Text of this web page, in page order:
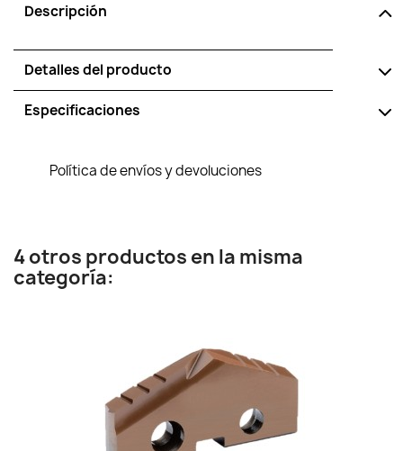
Descripción
Detalles del producto
Especificaciones
Política de envíos y devoluciones
4 otros productos en la misma
categoría: